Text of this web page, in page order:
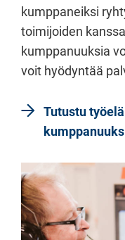
kumppaneiksi
toimijoiden
kumppanuuksia
voit hyödyntää
Tutustu